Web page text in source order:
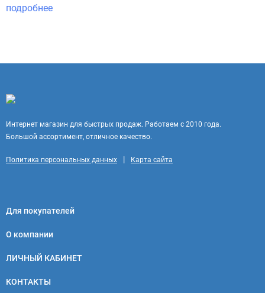
проникновение воды.
подробнее
Интернет магазин для быстрых продаж. Работаем с 2010 года.
Большой ассортимент, отличное качество.
Политика персональных данных | Карта сайта
Для покупателей
О компании
ЛИЧНЫЙ КАБИНЕТ
КОНТАКТЫ